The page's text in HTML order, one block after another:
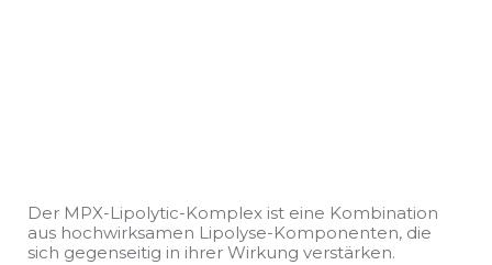
Der MPX-Lipolytic-Komplex ist eine Kombination
aus hochwirksamen Lipolyse-Komponenten, die
sich gegenseitig in ihrer Wirkung verstärken.